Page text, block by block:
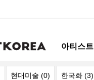
아티스트
현대미술 (0) 한국화 (3)